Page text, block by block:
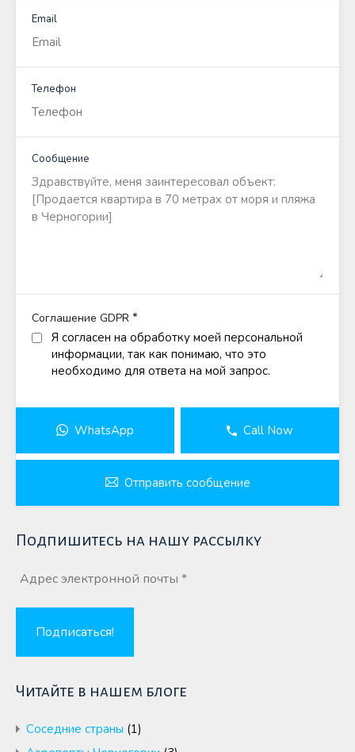
Email
Телефон
Сообщение
Соглашение GDPR *
Я согласен на обработку моей персональной
информации, так как понимаю, что это
необходимо для ответа на мой запрос.
WhatsApp Call Now
Отправить сообщение
Подпишитесь на нашу рассылку
Читайте в нашем блоге
Cоседние страны (1)